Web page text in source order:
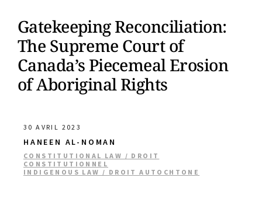
Gatekeeping Reconciliation:
The Supreme Court of
Canada’s Piecemeal Erosion
of Aboriginal Rights
30 AVRIL 2023
HANEEN AL-NOMAN
CONSTITUTIONAL LAW / DROIT
CONSTITUTIONNEL
INDIGENOUS LAW / DROIT AUTOCHTONE